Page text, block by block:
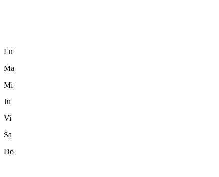
Lu
Ma
Mi
Ju
Vi
Sa
Do